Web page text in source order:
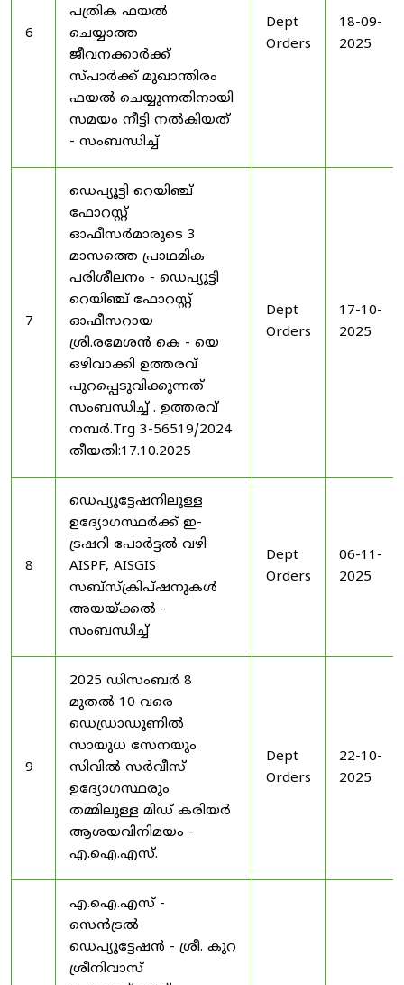
6
പത്രിക ഫയൽ
ചെയ്യാത്ത
ജീവനക്കാർക്ക്
സ്പാർക്ക് മുഖാന്തിരം
ഫയൽ ചെയ്യുന്നതിനായി
സമയം നീട്ടി നൽകിയത്
- സംബന്ധിച്ച്
Dept
Orders
18-09-
2025
7
ഡെപ്യൂട്ടി റെയിഞ്ച്
ഫോറസ്റ്റ്
ഓഫീസർമാരുടെ 3
മാസത്തെ പ്രാഥമിക
പരിശീലനം - ഡെപ്യൂട്ടി
റെയിഞ്ച് ഫോറസ്റ്റ്
ഓഫീസറായ
ശ്രി.രമേശൻ കെ - യെ
ഒഴിവാക്കി ഉത്തരവ്
പുറപ്പെടുവിക്കുന്നത്
സംബന്ധിച്ച് . ഉത്തരവ്
നമ്പർ.Trg 3-56519/2024
തീയതി:17.10.2025
Dept
Orders
17-10-
2025
8
ഡെപ്യൂട്ടേഷനിലുള്ള
ഉദ്യോഗസ്ഥർക്ക് ഇ-
ട്രഷറി പോർട്ടൽ വഴി
AISPF, AISGIS
സബ്‌സ്‌ക്രിപ്‌ഷനുകൾ
അയയ്ക്കൽ -
സംബന്ധിച്ച്
Dept
Orders
06-11-
2025
9
2025 ഡിസംബർ 8
മുതൽ 10 വരെ
ഡെഡ്രാഡൂണിൽ
സായുധ സേനയും
സിവിൽ സർവീസ്
ഉദ്യോഗസ്ഥരും
തമ്മിലുള്ള മിഡ് കരിയർ
ആശയവിനിമയം -
എ.ഐ.എസ്.
Dept
Orders
22-10-
2025
എ.ഐ.എസ് -
സെൻട്രൽ
ഡെപ്യൂട്ടേഷൻ - ശ്രീ. കുറ
ശ്രീനിവാസ്